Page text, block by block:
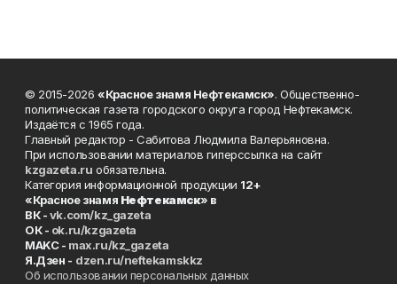
© 2015-2026 «Красное знамя Нефтекамск». Общественно-
политическая газета городского округа город Нефтекамск.
Издаётся с 1965 года.
Главный редактор - Сабитова Людмила Валерьяновна.
При использовании материалов гиперссылка на сайт
kzgazeta.ru обязательна.
Категория информационной продукции 12+
«Красное знамя Нефтекамск» в
ВК -vk.com/kz_gazeta
ОК - ok.ru/kzgazeta
MAKC - max.ru/kz_gazeta
Я.Дзен - dzen.ru/neftekamskkz
Об использовании персональных данных